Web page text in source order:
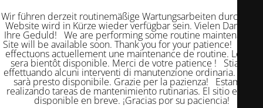
Wir führen derzeit routinemäßige Wartungsarbeiten durch. Die
Website wird in Kürze wieder verfügbar sein. Vielen Dank für
Ihre Geduld! We are performing some routine maintenance.
Site will be available soon. Thank you for your patience! Nous
effectuons actuellement une maintenance de routine. Le site
sera bientôt disponible. Merci de votre patience ! Stiamo
effettuando alcuni interventi di manutenzione ordinaria. Il sito
sarà presto disponibile. Grazie per la pazienza! Estamos
realizando tareas de mantenimiento rutinarias. El sitio estará
disponible en breve. ¡Gracias por su paciencia!